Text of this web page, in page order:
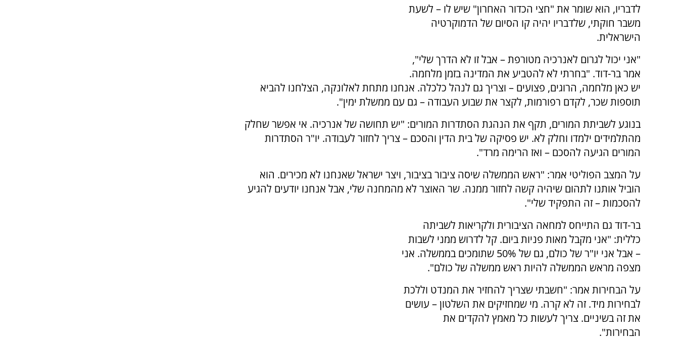
לדבריו, הוא שומר את "חצי הכדור האחרון" שיש לו – לשעת
משבר חוקתי, שלדבריו יהיה קו הסיום של הדמוקרטיה
הישראלית.
"אני יכול לגרום לאנרכיה מטורפת – אבל זו לא הדרך שלי",
אמר בר-דוד. "בחרתי לא להטביע את המדינה בזמן מלחמה.
יש כאן מלחמה, הרוגים, פצועים – וצריך גם לנהל כלכלה. אנחנו מתחת לאלונקה, הצלחנו להביא
תוספות שכר, לקדם רפורמות, לקצר את שבוע העבודה – גם עם ממשלת ימין".
בנוגע לשביתת המורים, תקף את הנהגת הסתדרות המורים: "יש תחושה של אנרכיה. אי אפשר שחלק
מהתלמידים ילמדו וחלק לא. יש פסיקה של בית הדין והסכם – צריך לחזור לעבודה. יו"ר הסתדרות
המורים הגיעה להסכם – ואז הרימה מרד".
על המצב הפוליטי אמר: "ראש הממשלה שיסה ציבור בציבור, ויצר ישראל שאנחנו לא מכירים. הוא
הוביל אותנו לתהום שיהיה קשה לחזור ממנה. שר האוצר לא מהמחנה שלי, אבל אנחנו יודעים להגיע
להסכמות – זה התפקיד שלי".
בר-דוד גם התייחס למחאה הציבורית ולקריאות לשביתה
כללית: "אני מקבל מאות פניות ביום. קל לדרוש ממני לשבות
– אבל אני יו"ר של כולם, גם של 50% שתומכים בממשלה. אני
מצפה מראש הממשלה להיות ראש ממשלה של כולם".
על הבחירות אמר: "חשבתי שצריך להחזיר את המנדט וללכת
לבחירות מיד. זה לא קרה. מי שמחזיקים את השלטון – עושים
את זה בשיניים. צריך לעשות כל מאמץ להקדים את
הבחירות".